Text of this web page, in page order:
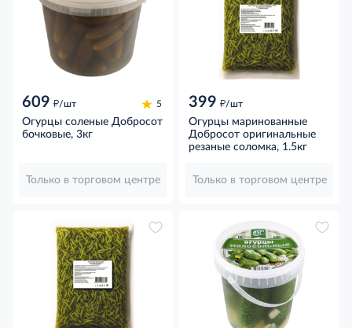
609 д/шт 5
Огурцы соленые Добросот
бочковые, 3кг
Только в торговом центре
399 д/шт
Огурцы маринованные
Добросот оригинальные
резаные соломка, 1.5кг
Только в торговом центре